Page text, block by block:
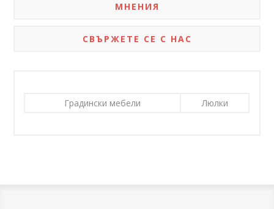
МНЕНИЯ
СВЪРЖЕТЕ СЕ С НАС
Градински мебели Люлки